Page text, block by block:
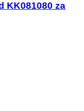
KK081080 za